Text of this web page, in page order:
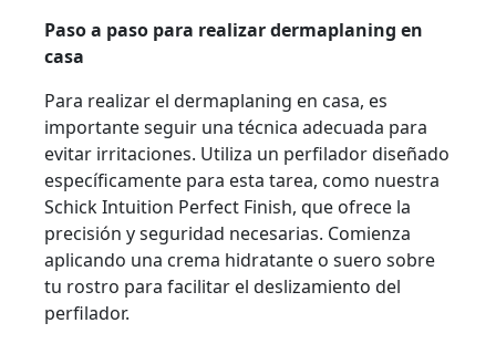
Paso a paso para realizar dermaplaning en
casa
Para realizar el dermaplaning en casa, es
importante seguir una técnica adecuada para
evitar irritaciones. Utiliza un perfilador diseñado
específicamente para esta tarea, como nuestra
Schick Intuition Perfect Finish, que ofrece la
precisión y seguridad necesarias. Comienza
aplicando una crema hidratante o suero sobre
tu rostro para facilitar el deslizamiento del
perfilador.